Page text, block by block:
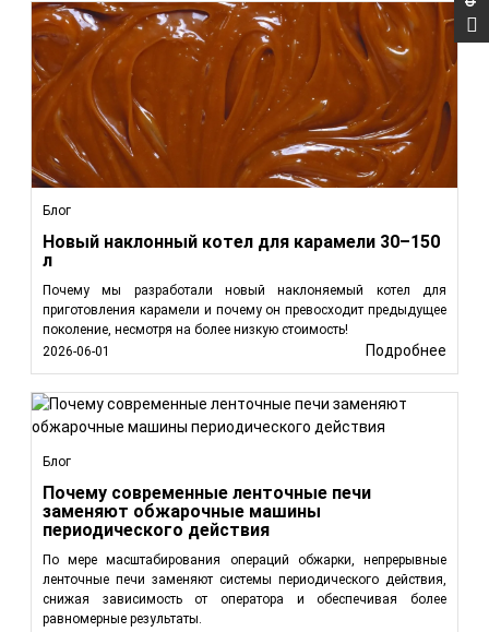
Блог
Новый наклонный котел для карамели 30–150
л
Почему мы разработали новый наклоняемый котел для
приготовления карамели и почему он превосходит предыдущее
поколение, несмотря на более низкую стоимость!
2026-06-01
Подробнее
Блог
Почему современные ленточные печи
заменяют обжарочные машины
периодического действия
По мере масштабирования операций обжарки, непрерывные
ленточные печи заменяют системы периодического действия,
снижая зависимость от оператора и обеспечивая более
равномерные результаты.